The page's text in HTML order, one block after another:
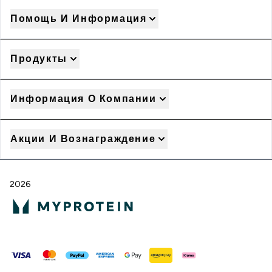
Помощь И Информация
Продукты
Информация О Компании
Акции И Вознаграждение
2026